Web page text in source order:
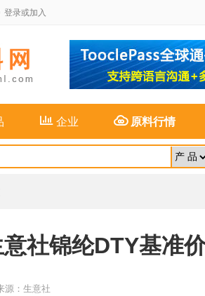
登录或加入
企业 原料行情
社锦纶DTY基准
源：生意社